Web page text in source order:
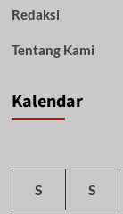
Redaksi
Tentang Kami
Kalendar
S S